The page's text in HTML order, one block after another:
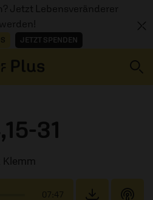
Jetzt Lebensveränderer
werden!
JETZT SPENDEN
31
Klemm
07:47